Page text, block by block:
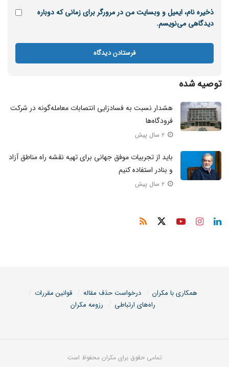
ذخیره نام، ایمیل و وبسایت من در مرورگر برای زمانی که دوباره
دیدگاهی می‌نویسم.
توصیه شده
هشدار نسبت به فسادزایی انتصابات معامله‌گونه در شرکت
فرودگاه‌ها
باید از تجربیات موفق جهانی برای تهیه نقشه راه مناطق آزاد
و بنادر استفاده کنیم
همکاری با مکران درخواست حذف مقاله
قوانین مقررات
راه‌های ارتباطی
رزومه مکران
تمامی حقوق برای مکران محفوظ است